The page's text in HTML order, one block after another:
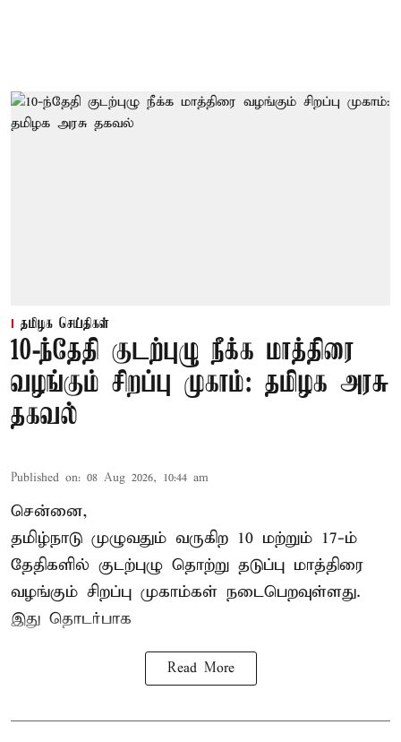
தமிழக செய்திகள்
10-ந்தேதி குடற்புழு நீக்க மாத்திரை
வழங்கும் சிறப்பு முகாம்: தமிழக அரசு
தகவல்
Published on: 08 Aug 2026, 10:44 am
சென்னை,
தமிழ்நாடு முழுவதும் வருகிற 10 மற்றும் 17-ம்
தேதிகளில் குடற்புழு தொற்று தடுப்பு மாத்திரை
வழங்கும் சிறப்பு முகாம்கள் நடைபெறவுள்ளது.
இது தொடர்பாக
Read More